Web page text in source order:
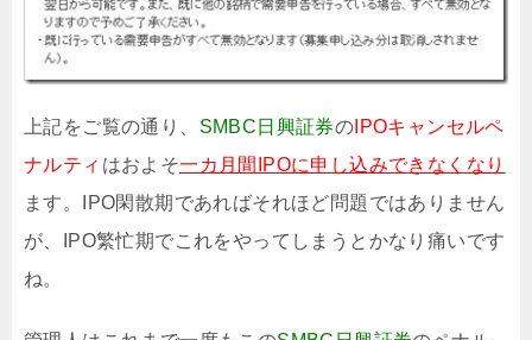
上記をご覧の通り、 SMBC日興証券の IPOキャンセルペ
ナルティ はおよそ一カ月間IPOに申し込みできなくなり
ます。IPO閑散期であればそれほど問題ではありません
が、IPO繁忙期でこれをやってしまうとかなり痛いです
ね。